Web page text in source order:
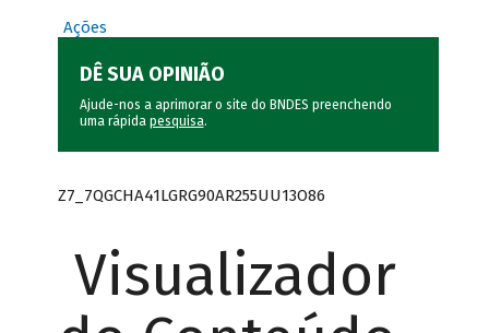
Ações
DÊ SUA OPINIÃO
Ajude-nos a aprimorar o site do BNDES preenchendo
uma rápida pesquisa.
Z7_7QGCHA41LGRG90AR255UU13O86
Visualizador